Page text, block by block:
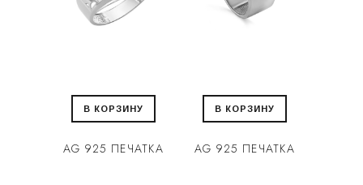
В КОРЗИНУ
AG 925 ПЕЧАТКА
В КОРЗИНУ
AG 925 ПЕЧАТКА